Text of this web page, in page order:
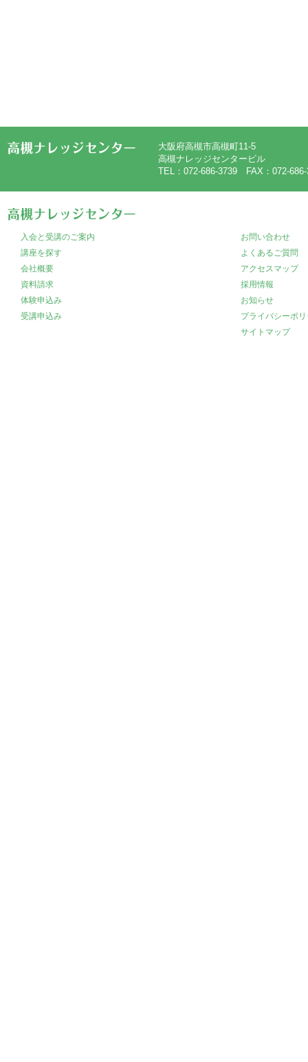
大阪府高槻市高槻町11-5
高槻ナレッジセンタービル
TEL：072-686-3739 FAX：072-686-
入会と受講のご案内
講座を探す
会社概要
資料請求
体験申込み
受講申込み
お問い合わせ
よくあるご質問
アクセスマップ
採用情報
お知らせ
プライバシーポ
サイトマップ